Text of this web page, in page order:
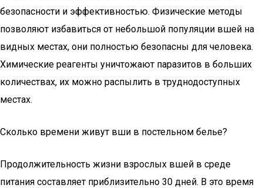
безопасности и эффективностью. Физические методы
позволяют избавиться от небольшой популяции вшей на
видных местах, они полностью безопасны для человека.
Химические реагенты уничтожают паразитов в больших
количествах, их можно распылить в труднодоступных
местах.
Сколько времени живут вши в постельном белье?
Продолжительность жизни взрослых вшей в среде
питания составляет приблизительно 30 дней. В это время